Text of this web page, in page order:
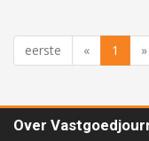
eerste « 1 »
Over